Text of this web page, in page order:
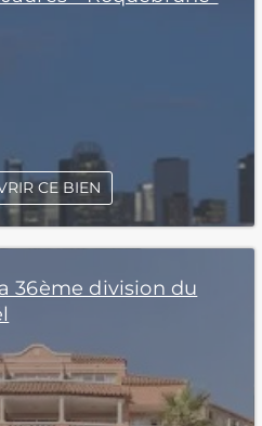
CE BIEN
36ème division du